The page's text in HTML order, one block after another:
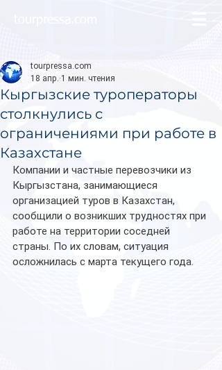
Кыргызские туроператоры
столкнулись с
ограничениями при работе в
Казахстане
tourpressa.com
18 апр. 1 мин. чтения
Компании и частные перевозчики из
Кыргызстана, занимающиеся
организацией туров в Казахстан,
сообщили о возникших трудностях при
работе на территории соседней
страны. По их словам, ситуация
осложнилась с марта текущего года.